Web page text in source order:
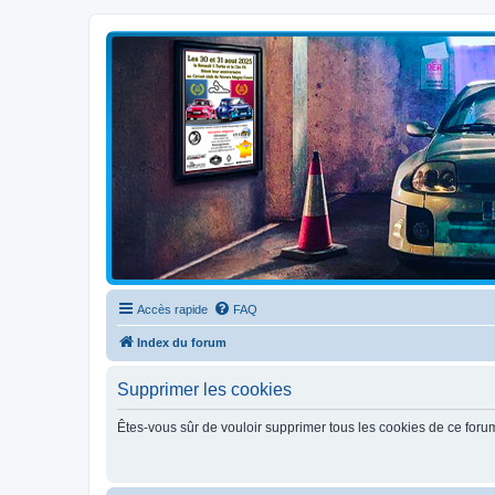
Clio V6 Passion
Le site français des passionnés de Clio V6
Accès rapide FAQ
Index du forum
Supprimer les cookies
Êtes-vous sûr de vouloir supprimer tous les cookies de ce